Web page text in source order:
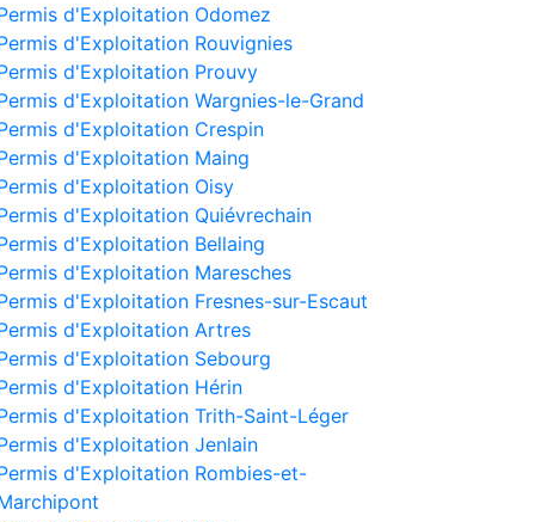
d'Exploitation Odomez
d'Exploitation Rouvignies
d'Exploitation Prouvy
d'Exploitation Wargnies-le-Grand
d'Exploitation Crespin
d'Exploitation Maing
d'Exploitation Oisy
d'Exploitation Quiévrechain
d'Exploitation Bellaing
d'Exploitation Maresches
d'Exploitation Fresnes-sur-Escaut
d'Exploitation Artres
d'Exploitation Sebourg
d'Exploitation Hérin
d'Exploitation Trith-Saint-Léger
d'Exploitation Jenlain
d'Exploitation Rombies-et-